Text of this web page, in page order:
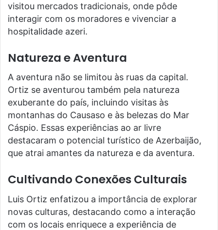
visitou mercados tradicionais, onde pôde
interagir com os moradores e vivenciar a
hospitalidade azeri.
Natureza e Aventura
A aventura não se limitou às ruas da capital.
Ortiz se aventurou também pela natureza
exuberante do país, incluindo visitas às
montanhas do Causaso e às belezas do Mar
Cáspio. Essas experiências ao ar livre
destacaram o potencial turístico de Azerbaijão,
que atrai amantes da natureza e da aventura.
Cultivando Conexões Culturais
Luis Ortiz enfatizou a importância de explorar
novas culturas, destacando como a interação
com os locais enriquece a experiência de